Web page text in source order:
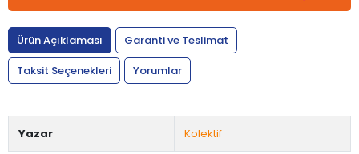
Ürün Açıklaması
Garanti ve Teslimat
Taksit Seçenekleri
Yorumlar
Yazar Kolektif